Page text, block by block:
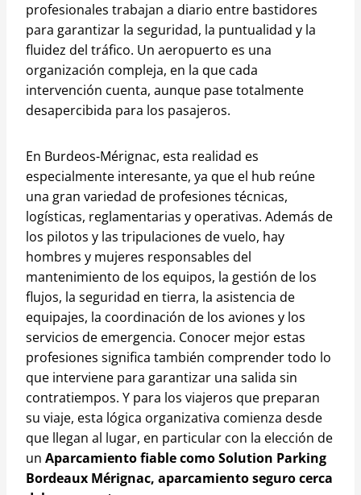
profesionales trabajan a diario entre bastidores
para garantizar la seguridad, la puntualidad y la
fluidez del tráfico. Un aeropuerto es una
organización compleja, en la que cada
intervención cuenta, aunque pase totalmente
desapercibida para los pasajeros.
En Burdeos-Mérignac, esta realidad es
especialmente interesante, ya que el hub reúne
una gran variedad de profesiones técnicas,
logísticas, reglamentarias y operativas. Además de
los pilotos y las tripulaciones de vuelo, hay
hombres y mujeres responsables del
mantenimiento de los equipos, la gestión de los
flujos, la seguridad en tierra, la asistencia de
equipajes, la coordinación de los aviones y los
servicios de emergencia. Conocer mejor estas
profesiones significa también comprender todo lo
que interviene para garantizar una salida sin
contratiempos. Y para los viajeros que preparan
su viaje, esta lógica organizativa comienza desde
que llegan al lugar, en particular con la elección de
un Aparcamiento fiable como Solution Parking
Bordeaux Mérignac, aparcamiento seguro cerca